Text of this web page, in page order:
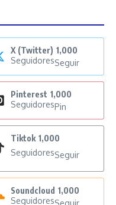
X (Twitter) 1,000
SeguidoresSeguir
Pinterest 1,000
SeguidoresPin
Tiktok 1,000
SeguidoresSeguir
Soundcloud 1,000
Seguidores